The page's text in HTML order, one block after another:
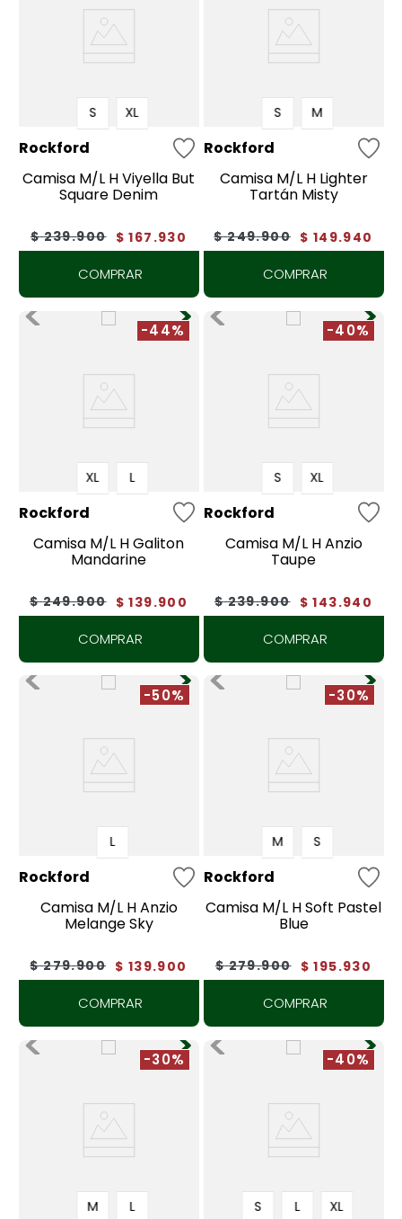
S XL
Rockford
Camisa M/L H Viyella But
Square Denim
$ 239.900 $ 167 .930
COMPRAR
S M
Rockford
Camisa M/L H Lighter
Tartán Misty
$ 249.900 $ 149.940
COMPRAR
-44%
XL L
Rockford
Camisa M/L H Galiton
Mandarine
$ 249.900 $ 139.900
COMPRAR
-40%
S XL
Rockford
Camisa M/L H Anzio
Taupe
$ 239.900 $ 143.940
COMPRAR
-50%
L
Rockford
Camisa M/L H Anzio
Melange Sky
$ 279.900 $ 139.900
COMPRAR
-30%
M S
Rockford
Camisa M/L H Soft Pastel
Blue
$ 279.900 $ 195.930
COMPRAR
-30%
M L
-40%
S L XL